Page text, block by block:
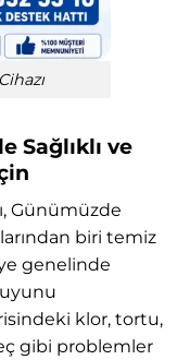
Sağlıklı ve
Günümüzde
biri temiz
genelinde
klor, tortu,
gibi problemler